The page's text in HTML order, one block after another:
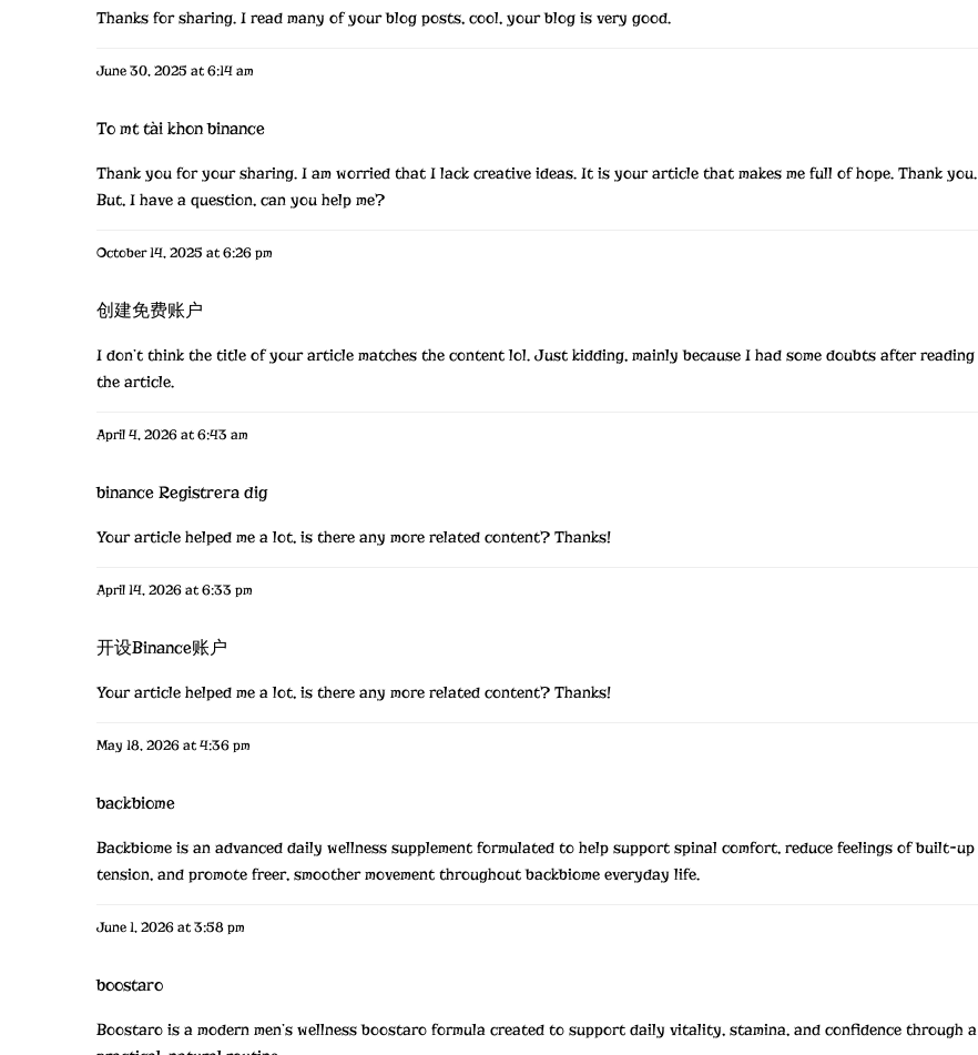
Thanks for sharing. I read many of your blog posts, cool, your blog is very good.
June 30, 2025 at 6:14 am
To mt tài khon binance
Thank you for your sharing. I am worried that I lack creative ideas. It is your article that makes me full of hope. Thank you.
But, I have a question, can you help me?
October 14, 2025 at 6:26 pm
创建免费账户
I don’t think the title of your article matches the content lol. Just kidding, mainly because I had some doubts after reading
the article.
April 4, 2026 at 6:43 am
binance Registrera dig
Your article helped me a lot, is there any more related content? Thanks!
April 14, 2026 at 6:33 pm
开设Binance账户
Your article helped me a lot, is there any more related content? Thanks!
May 18, 2026 at 4:36 pm
backbiome
Backbiome is an advanced daily wellness supplement formulated to help support spinal comfort, reduce feelings of built-up
tension, and promote freer, smoother movement throughoutbackbiome everyday life.
June 1, 2026 at 3:58 pm
boostaro
Boostaro is a modern men’s wellnessboostaro formula created to support daily vitality, stamina, and confidence through a